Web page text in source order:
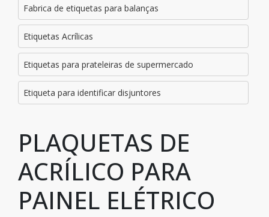
Fabrica de etiquetas para balanças
Etiquetas Acrílicas
Etiquetas para prateleiras de supermercado
Etiqueta para identificar disjuntores
PLAQUETAS DE
ACRÍLICO PARA
PAINEL ELÉTRICO